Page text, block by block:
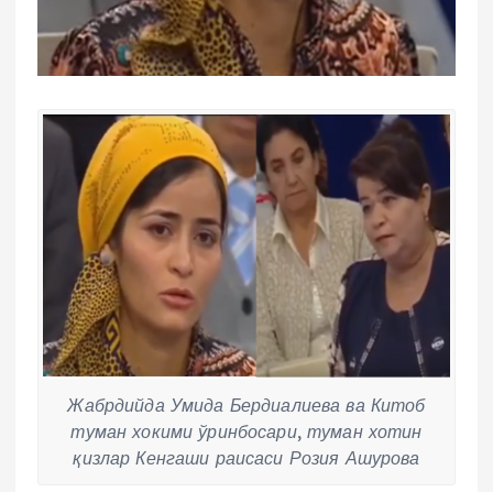
Жабрдийда Умида Бердиалиева ва Китоб
туман хокими ўринбосари, туман хотин
қизлар Кенгаши раисаси Розия Ашурова